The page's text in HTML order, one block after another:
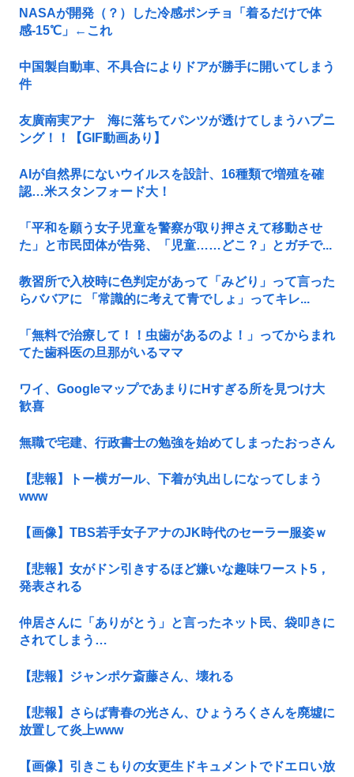
NASAが開発（？）した冷感ポンチョ「着るだけで体
感-15℃」←これ
中国製自動車、不具合によりドアが勝手に開いてしまう
件
友廣南実アナ 海に落ちてパンツが透けてしまうハプニ
ング！！【GIF動画あり】
AIが自然界にないウイルスを設計、16種類で増殖を確
認…米スタンフォード大！
「平和を願う女子児童を警察が取り押さえて移動させ
た」と市民団体が告発、「児童……どこ？」とガチで...
教習所で入校時に色判定があって「みどり」って言った
らババアに 「常識的に考えて青でしょ」ってキレ...
「無料で治療して！！虫歯があるのよ！」ってからまれ
てた歯科医の旦那がいるママ
ワイ、GoogleマップであまりにΗすぎる所を見つけ大
歓喜
無職で宅建、行政書士の勉強を始めてしまったおっさん
【悲報】トー横ガール、下着が丸出しになってしまう
www
【画像】TBS若手女子アナのJK時代のセーラー服姿ｗ
【悲報】女がドン引きするほど嫌いな趣味ワースト5，
発表される
仲居さんに「ありがとう」と言ったネット民、袋叩きに
されてしまう…
【悲報】ジャンポケ斎藤さん、壊れる
【悲報】さらば青春の光さん、ひょうろくさんを廃墟に
放置して炎上www
【画像】引きこもりの女更生ドキュメントでドエロい放